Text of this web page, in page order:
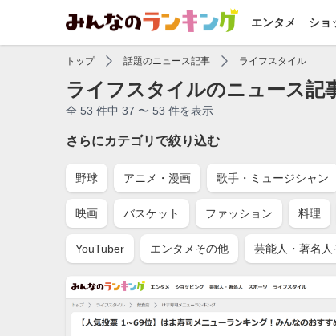
エンタメ ショ
トップ 話題のニュース記事 ライフスタイル
ライフスタイルのニュース記
全 53 件中 37 〜 53 件を表示
さらにカテゴリで絞り込む
野球 アニメ・漫画 歌手・ミュージシャン
映画 バスケット ファッション 料理
YouTuber エンタメその他 芸能人・著名人